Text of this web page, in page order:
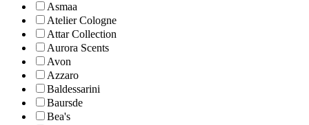
Asmaa
Atelier Cologne
Attar Collection
Aurora Scents
Avon
Azzaro
Baldessarini
Baursde
Bea's